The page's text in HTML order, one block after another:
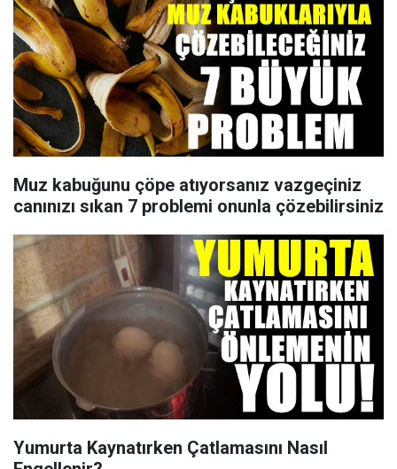
Muz kabuğunu çöpe atıyorsanız vazgeçiniz
canınızı sıkan 7 problemi onunla çözebilirsiniz
Yumurta Kaynatırken Çatlamasını Nasıl